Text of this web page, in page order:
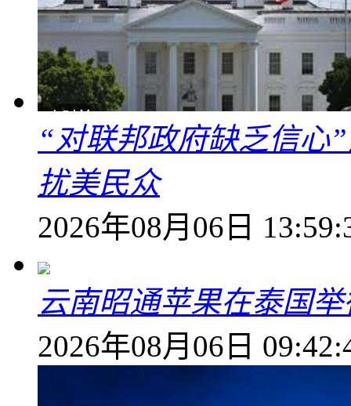
“对联邦政府缺乏信心
扰美民众
2026年08月06日
云南昭通苹果在泰国
2026年08月06日